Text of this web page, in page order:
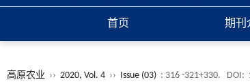
首页 期刊
高原农业 ›› 2020, Vol. 4 ›› Issue (03) : 316 -321+330. DOI: